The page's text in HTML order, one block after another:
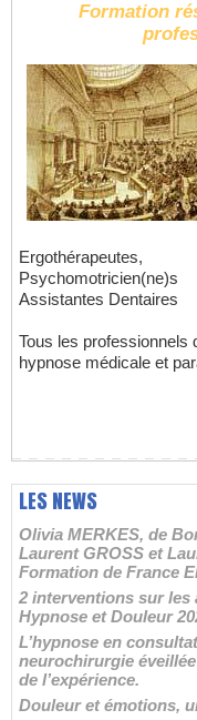
Formation
Ergothérapeutes,
Psychomotricien(ne)s
Assistantes Dentaires
Tous les professionnels
hypnose médicale et
LES NEWS
Olivia MERKES, de
Laurent GROSS et
Formation de France
2 interventions sur les
Hypnose et Douleur
L’hypnose en
neurochirurgie
de l’expérience.
Douleur et émotions,